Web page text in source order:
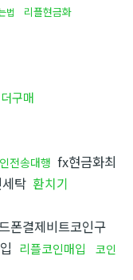
법 리플현금화
구매
전송대행 fx현금화최
탁 환치기
폰결제비트코인구
리플코인매입
코인